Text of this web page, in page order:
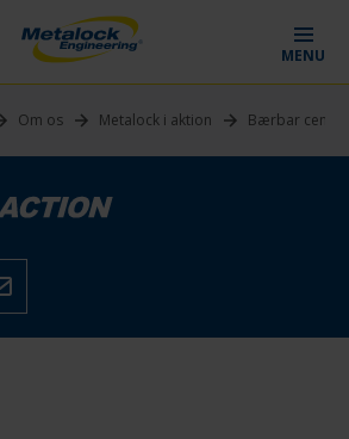
MENU
Om os Metalock i aktion Bærbar